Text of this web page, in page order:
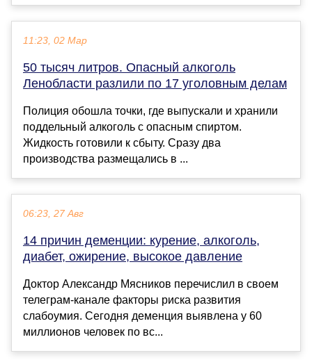
11:23, 02 Мар
50 тысяч литров. Опасный алкоголь
Ленобласти разлили по 17 уголовным делам
Полиция обошла точки, где выпускали и хранили
поддельный алкоголь с опасным спиртом.
Жидкость готовили к сбыту. Сразу два
производства размещались в ...
06:23, 27 Авг
14 причин деменции: курение, алкоголь,
диабет, ожирение, высокое давление
Доктор Александр Мясников перечислил в своем
телеграм-канале факторы риска развития
слабоумия. Сегодня деменция выявлена у 60
миллионов человек по вс...